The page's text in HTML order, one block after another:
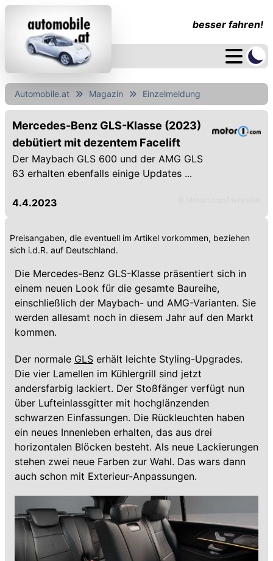
besser fahren!
Automobile.at Magazin Einzelmeldung
Mercedes-Benz GLS-Klasse (2023)
debütiert mit dezentem Facelift
Der Maybach GLS 600 und der AMG GLS
63 erhalten ebenfalls einige Updates ...
4.4.2023
Preisangaben, die eventuell im Artikel vorkommen, beziehen
sich i.d.R. auf Deutschland.
Die Mercedes-Benz GLS-Klasse präsentiert sich in
einem neuen Look für die gesamte Baureihe,
einschließlich der Maybach- und AMG-Varianten. Sie
werden allesamt noch in diesem Jahr auf den Markt
kommen.
Der normale GLS erhält leichte Styling-Upgrades.
Die vier Lamellen im Kühlergrill sind jetzt
andersfarbig lackiert. Der Stoßfänger verfügt nun
über Lufteinlassgitter mit hochglänzenden
schwarzen Einfassungen. Die Rückleuchten haben
ein neues Innenleben erhalten, das aus drei
horizontalen Blöcken besteht. Als neue Lackierungen
stehen zwei neue Farben zur Wahl. Das wars dann
auch schon mit Exterieur-Anpassungen.